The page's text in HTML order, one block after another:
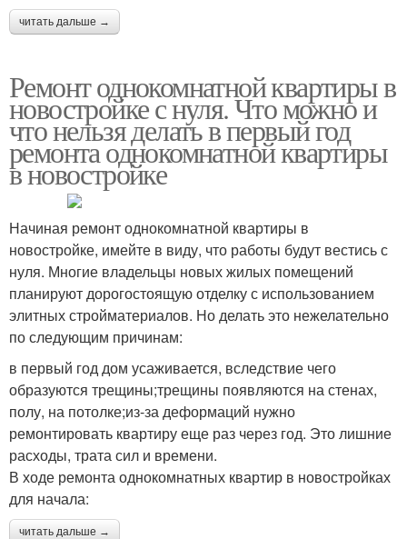
читать дальше →
Ремонт однокомнатной квартиры в
новостройке с нуля. Что можно и
что нельзя делать в первый год
ремонта однокомнатной квартиры
в новостройке
Начиная ремонт однокомнатной квартиры в
новостройке, имейте в виду, что работы будут вестись с
нуля. Многие владельцы новых жилых помещений
планируют дорогостоящую отделку с использованием
элитных стройматериалов. Но делать это нежелательно
по следующим причинам:
в первый год дом усаживается, вследствие чего
образуются трещины;трещины появляются на стенах,
полу, на потолке;из-за деформаций нужно
ремонтировать квартиру еще раз через год. Это лишние
расходы, трата сил и времени.
В ходе ремонта однокомнатных квартир в новостройках
для начала:
читать дальше →